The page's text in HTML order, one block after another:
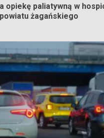
opiekę paliatywną w
żagańskiego